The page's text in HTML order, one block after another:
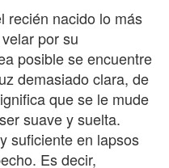
recién nacido lo más
por su
posible se encuentre
demasiado clara, de
que se le mude
suave y suelta.
suficiente en lapsos
Es decir,